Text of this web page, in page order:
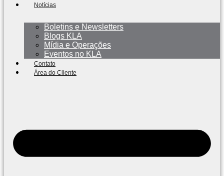
Notícias
Boletins e Newsletters
Blogs KLA
Mídia e Operações
Eventos no KLA
Contato
Área do Cliente